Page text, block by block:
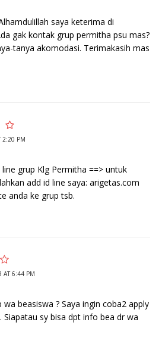
saya keterima di
gak kontak grup permitha psu mas?
tanya akomodasi. Terimakasih mas
2:20 PM
grup Klg Permitha ==> untuk
add id line saya: arigetas.com
anda ke grup tsb.
AT 6:44 PM
wa beasiswa ? Saya ingin coba2 apply
Siapatau sy bisa dpt info bea dr wa